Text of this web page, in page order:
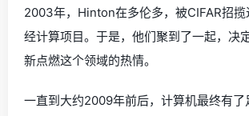
2003年，Hinton在多伦多，被CIFAR招揽
经计算项目。于是，他们聚到了一起，决
新点燃这个领域的热情。
一直到大约2009年前后，计算机最终有了